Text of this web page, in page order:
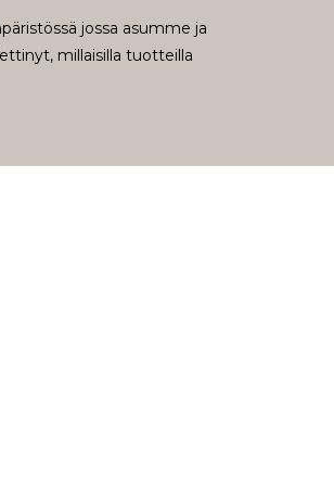
jossa asumme ja
millaisilla tuotteilla